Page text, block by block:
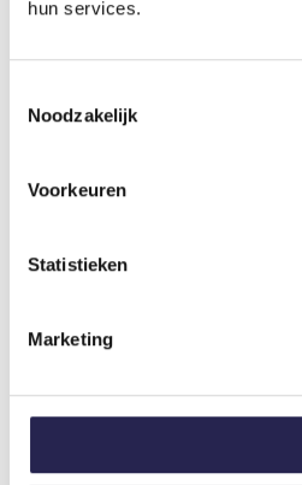
hun services.
Noodzakelijk
Voorkeuren
Statistieken
Marketing